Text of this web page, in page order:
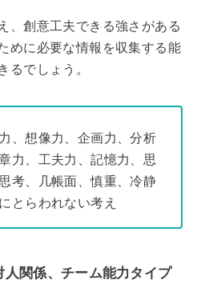
、創意工夫できる強さがある
めに必要な情報を収集する能
るでしょう。
、想像力、企画力、分析
力、工夫力、記憶力、思
考、几帳面、慎重、冷静
とらわれない考え
関係、チーム能力タイプ